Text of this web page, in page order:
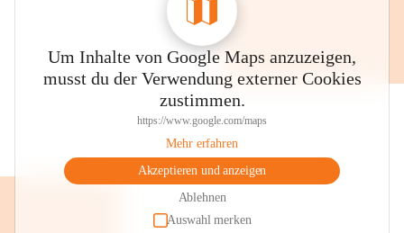
Um Inhalte von Google Maps anzuzeigen,
musst du der Verwendung externer Cookies
zustimmen.
https://www.google.com/maps
Mehr erfahren
Akzeptieren und anzeigen
Ablehnen
Auswahl merken